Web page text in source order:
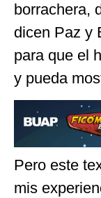
borrachera,
dicen Paz y
para que el
y pueda
Pero este
mis